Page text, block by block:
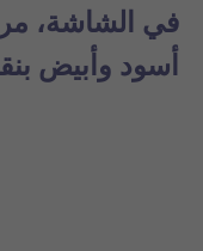
في الشاشة،
أسود وأبيض